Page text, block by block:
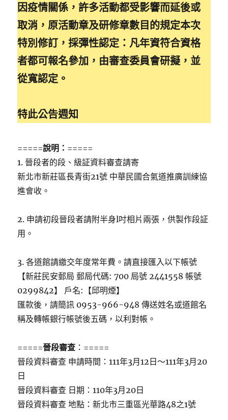
因疫情關係，許多活動都受影響而延後或
取消，原活動章及研修章數目的規定本次
特別修訂，採彈性認定：凡年資符合資格
者都可報名參加，由審查委員會研擬，並
從寬認定。
特此公告週知
=====說明： =====
1. 晉段者的段、級証資料審查請寄
新北市新莊區長青街21號 中華民國合氣道推廣訓練協
進會收。
2. 申請初段晉段者請附半身l吋相片兩張，供製作段証
用。
3. 各道館請繳交年度常年費。請直接匯入以下帳號
【新莊民安郵局 郵局代碼: 700 局號 2441558 帳號
0299842】 戶名:【邱明煙】
匯款後，請簡訊 0953-966-948 傳送姓名或道館名
稱及轉帳銀行帳號後五碼，以利對帳。
=====晉段審查 ：=====
晉段資料審查 申請時間：111年3月12日～111年3月20
日
晉段資料審查 日期：110年3月20日
晉段資料審查 地點：新北市三重區光華路48之1號